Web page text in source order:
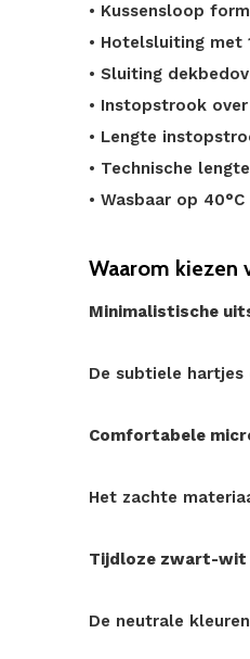
• Kussensloop
• Hotelsluiting met
• Sluiting
• Instopstrook
• Lengte
• Technische
• Wasbaar op 40°C
Waarom kiezen
Minimalistische
De subtiele
Comfortabele
Het zachte
Tijdloze zwart-wit
De neutrale